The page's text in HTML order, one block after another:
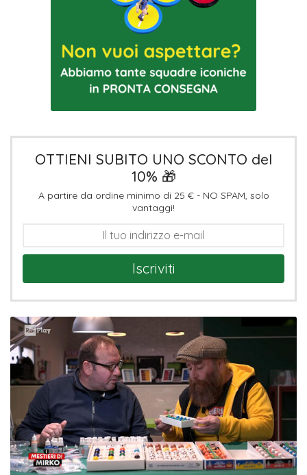
OTTIENI SUBITO UNO SCONTO del
10% 🎁
A partire da ordine minimo di 25 € - NO SPAM, solo
vantaggi!
Iscriviti